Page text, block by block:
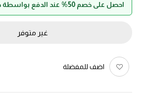
احصل على خصم 50% عند الدفع بواسطة حالا
غير متوفر
اضف للمفضلة